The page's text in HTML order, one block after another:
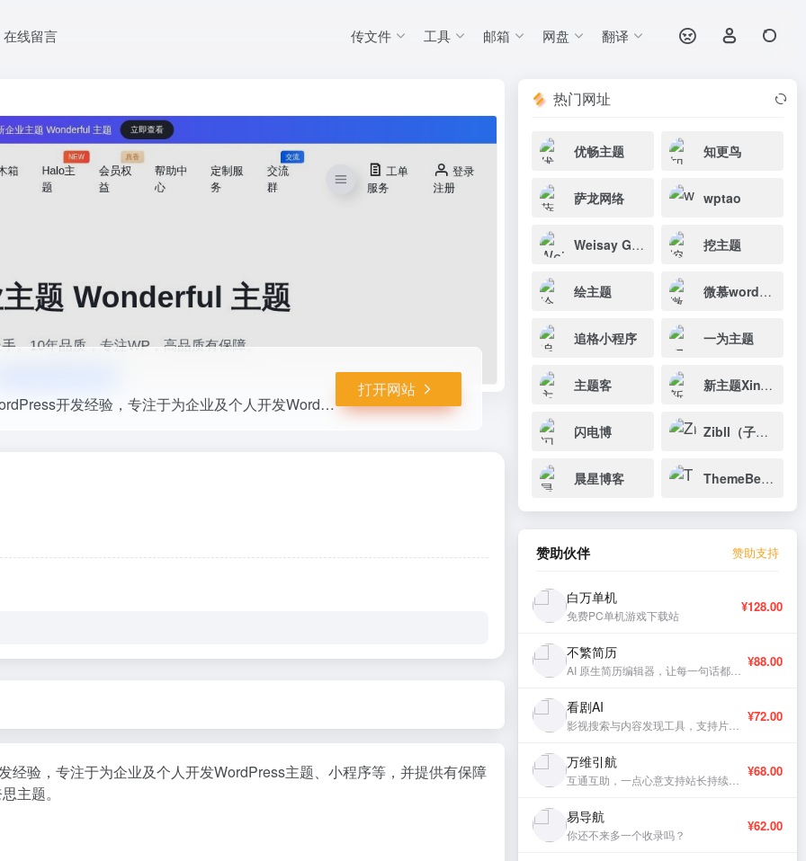
在线留言 传文件 工具 邮箱 网盘 翻译
国内专业的WordPress主题开发团队，超10年WordPress开发经验，专注于为企业及个人开发WordPress主题、小程序等，并提供有保障的维护及售后，做高品质WordPress网站认准nicetheme®奈思主题。
打开网站
验，专注于为企业及个人开发WordPress主题、小程序等，并提供有保障
主题。
热门网址
优畅主题 知更鸟
萨龙网络 wptao
Weisay Grace 挖主题
绘主题 微慕wordpress小程序
追格小程序 一为主题
主题客 新主题XinTheme
闪电博 Zibll（子比）
晨星博客 ThemeBetter
赞助伙伴 赞助支持
白万单机
免费PC单机游戏下载站
¥128.00
不繁简历 ¥88.00
看剧AI ¥72.00
万维引航 ¥68.00
易导航
你还不来多一个收录吗？
¥62.00